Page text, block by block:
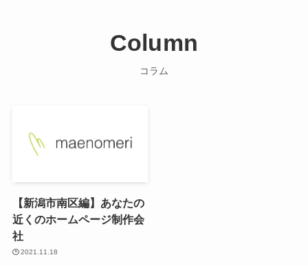
Column
コラム
【新潟市南区編】あなたの
近くのホームページ制作会
社
2021.11.18